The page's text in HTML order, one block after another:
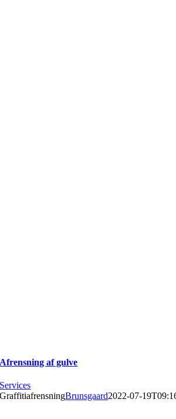
Afrensning af gulve
Services
GraffitiafrensningBrunsgaard2022-07-